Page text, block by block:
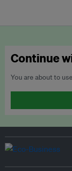
Continue
You are about to